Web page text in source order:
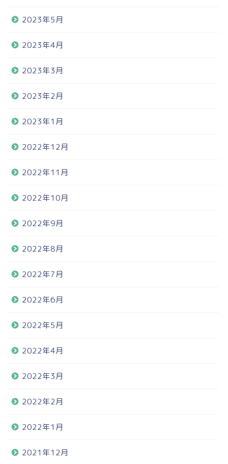
2023年5月
2023年4月
2023年3月
2023年2月
2023年1月
2022年12月
2022年11月
2022年10月
2022年9月
2022年8月
2022年7月
2022年6月
2022年5月
2022年4月
2022年3月
2022年2月
2022年1月
2021年12月